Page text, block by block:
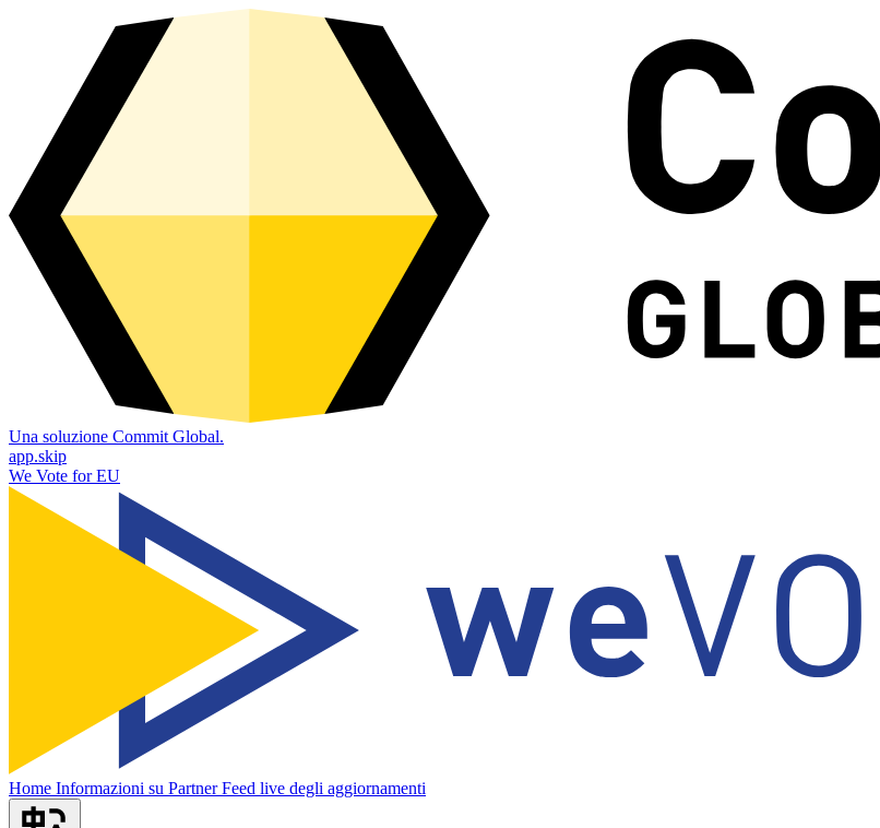
Una soluzione Commit Global.
app.skip
We Vote for EU
Home Informazioni su PartnerFeed live degli aggiornamenti